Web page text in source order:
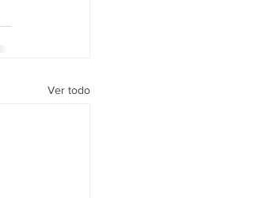
Ver todo